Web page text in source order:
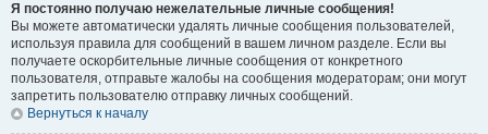
Я постоянно получаю нежелательные личные сообщения!
Вы можете автоматически удалять личные сообщения пользователей,
используя правила для сообщений в вашем личном разделе. Если вы
получаете оскорбительные личные сообщения от конкретного
пользователя, отправьте жалобы на сообщения модераторам; они могут
запретить пользователю отправку личных сообщений.
Вернуться к началу